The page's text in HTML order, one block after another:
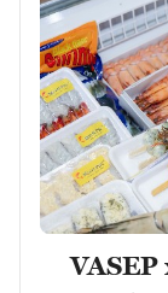
VASEP